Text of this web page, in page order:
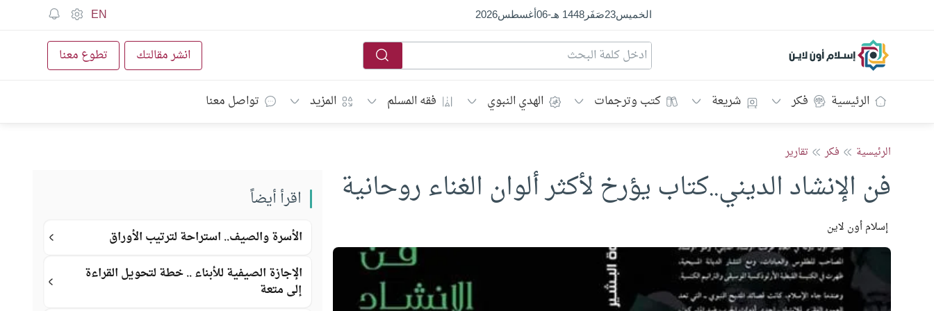
الخميس23صَفَر1448 هـ -
06أغسطس2026
EN
إسلام أون لاين انشر مقالتك تطوع معنا
الرئيسية فكر شريعة كتب وترجمات الهدي النبوي فقه المسلم المزيد تواصل معنا
الرئيسية فكر تقارير
فن الإنشاد الديني..كتاب يؤرخ لأكثر ألوان الغناء روحانية
إسلام أون لاين
اقرأ أيضاً
الأسرة والصيف.. استراحة لترتيب الأوراق
الإجازة الصيفية للأبناء .. خطة لتحويل القراءة
إلى متعة